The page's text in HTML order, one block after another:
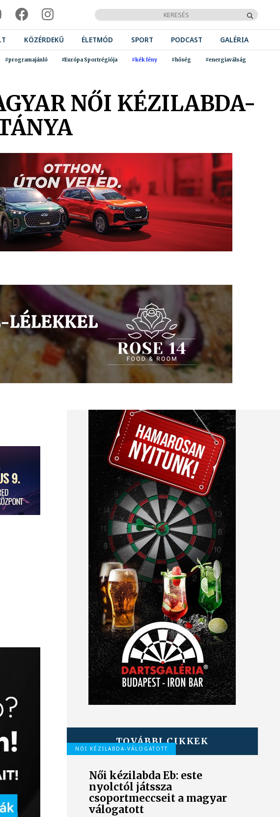
KÖZÉRDEKŰ ÉLETMÓD SPORT PODCAST GALÉRIA
#programajánló #Európa Sportrégiója #kék fény #hőség #energiaválság
NŐI KÉZILABDA-
TOVÁBBI CIKKEK
NŐI KÉZILABDA-VÁLOGATOTT
Női kézilabda Eb: este
nyolctól játssza
csoportmeccseit a magyar
válogatott